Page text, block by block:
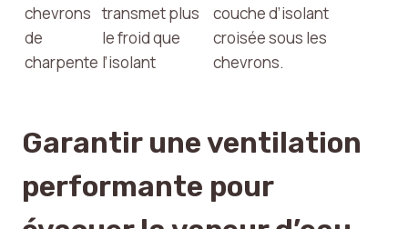
chevrons
de
charpente
transmet plus
le froid que
l’isolant
couche d’isolant
croisée sous les
chevrons.
Garantir une ventilation
performante pour